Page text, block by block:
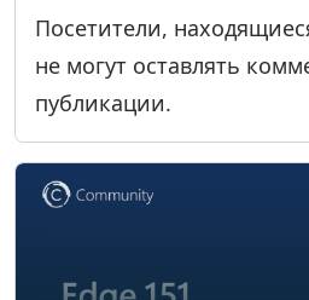
Посетители,
не могут оставлять
публикации.